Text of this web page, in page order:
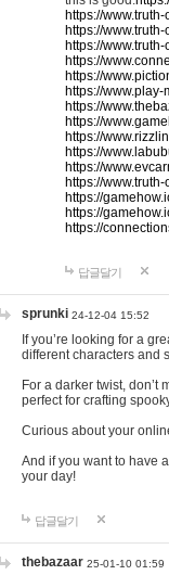
https://
https://
https://
https://
https://
https://
https://
https://
https://
https://
https://
https://
https://
https://
https://
답글달기
sprunki 24-12-04 15:52
If you’re looking for a
different characters and
For a darker twist, don’t
perfect for crafting
Curious about your
And if you want to have
your day!
답글달기
thebazaar 25-01-10 01:59